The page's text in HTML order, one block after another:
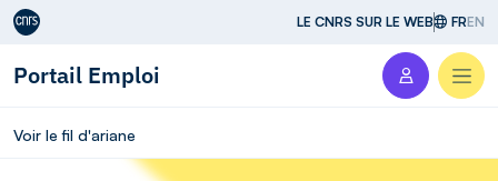
Aller au contenu LE CNRS SUR LE WEB FREN
Portail Emploi
Voir le fil d'ariane